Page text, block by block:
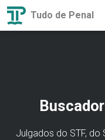
Tudo de Penal
Julgados do STF, do